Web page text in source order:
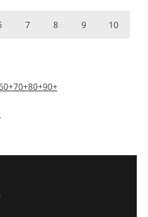
7 8 9 10
70+80+90+